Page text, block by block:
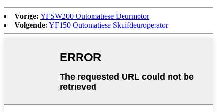
Vorige: YFSW200 Outomatiese Deurmotor
Volgende: YF150 Outomatiese Skuifdeuroperator